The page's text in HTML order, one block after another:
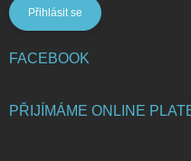
Přihlásit se
FACEBOOK
PŘIJÍMÁME ONLINE